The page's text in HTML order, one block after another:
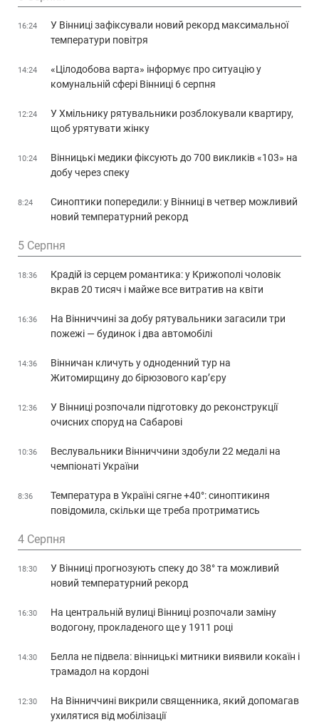
16:24
У Вінниці зафіксували новий рекорд максимальної
температури повітря
14:24
«Цілодобова варта» інформує про ситуацію у
комунальній сфері Вінниці 6 серпня
12:24
У Хмільнику рятувальники розблокували квартиру,
щоб урятувати жінку
10:24
Вінницькі медики фіксують до 700 викликів «103» на
добу через спеку
8:24
Синоптики попередили: у Вінниці в четвер можливий
новий температурний рекорд
5 Серпня
18:36
Крадій із серцем романтика: у Крижополі чоловік
вкрав 20 тисяч і майже все витратив на квіти
16:36
На Вінниччині за добу рятувальники загасили три
пожежі — будинок і два автомобілі
14:36
Вінничан кличуть у одноденний тур на
Житомирщину до бірюзового кар’єру
12:36
У Вінниці розпочали підготовку до реконструкції
очисних споруд на Сабарові
10:36
Веслувальники Вінниччини здобули 22 медалі на
чемпіонаті України
8:36
Температура в Україні сягне +40°: синоптикиня
повідомила, скільки ще треба протриматись
4 Серпня
18:30
У Вінниці прогнозують спеку до 38° та можливий
новий температурний рекорд
16:30
На центральній вулиці Вінниці розпочали заміну
водогону, прокладеного ще у 1911 році
14:30
Белла не підвела: вінницькі митники виявили кокаїн і
трамадол на кордоні
12:30
На Вінниччині викрили священника, який допомагав
ухилятися від мобілізації